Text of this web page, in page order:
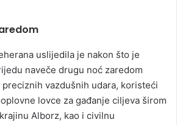
uslijedila je nakon što je
naveče drugu noć zaredom
vazdušnih udara, koristeći
lovce za gađanje ciljeva širom
Alborz, kao i civilnu